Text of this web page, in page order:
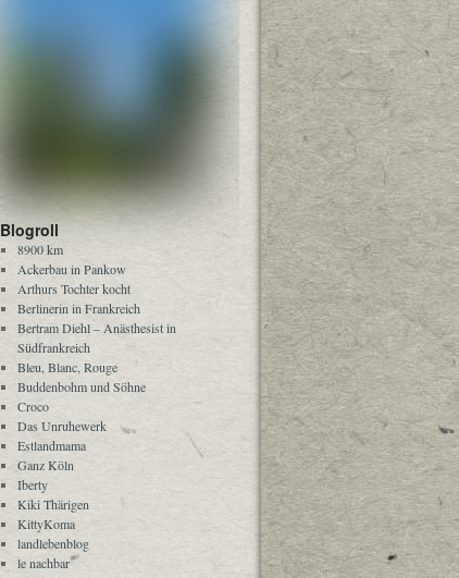
Blogroll
8900 km
Ackerbau in Pankow
Arthurs Tochter kocht
Berlinerin in Frankreich
Bertram Diehl – Anästhesist in
Südfrankreich
Bleu, Blanc, Rouge
Buddenbohm und Söhne
Croco
Das Unruhewerk
Estlandmama
Ganz Köln
Iberty
Kiki Thärigen
KittyKoma
landlebenblog
le nachbar